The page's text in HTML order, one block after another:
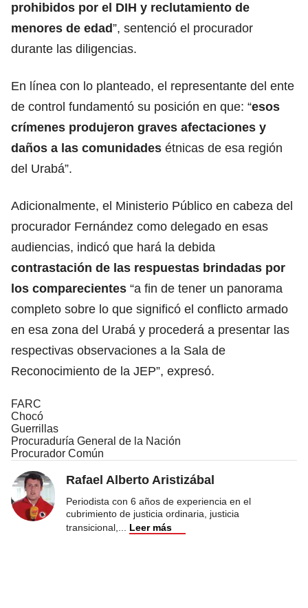
prohibidos por el DIH y reclutamiento de
menores de edad”, sentenció el procurador
durante las diligencias.
En línea con lo planteado, el representante del ente
de control fundamentó su posición en que: “esos
crímenes produjeron graves afectaciones y
daños a las comunidades étnicas de esa región
del Urabá”.
Adicionalmente, el Ministerio Público en cabeza del
procurador Fernández como delegado en esas
audiencias, indicó que hará la debida
contrastación de las respuestas brindadas por
los comparecientes “a fin de tener un panorama
completo sobre lo que significó el conflicto armado
en esa zona del Urabá y procederá a presentar las
respectivas observaciones a la Sala de
Reconocimiento de la JEP”, expresó.
FARC
Chocó
Guerrillas
Procuraduría General de la Nación
Procurador Común
Rafael Alberto Aristizábal
Periodista con 6 años de experiencia en el
cubrimiento de justicia ordinaria, justicia
transicional,
Leer más